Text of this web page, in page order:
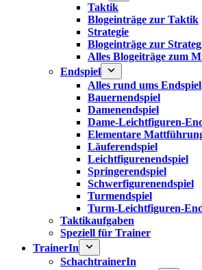
Taktik
Blogeinträge zur Taktik
Strategie
Blogeinträge zur
Alles Blogeiträge zum
Endspiel
Alles rund ums Endspiel
Bauernendspiel
Damenendspiel
Dame-Leichtfiguren-
Elementare
Läuferendspiel
Leichtfigurenendspiel
Springerendspiel
Schwerfigurenendspiel
Turmendspiel
Turm-Leichtfiguren-
Taktikaufgaben
Speziell für Trainer
TrainerIn
SchachtrainerIn